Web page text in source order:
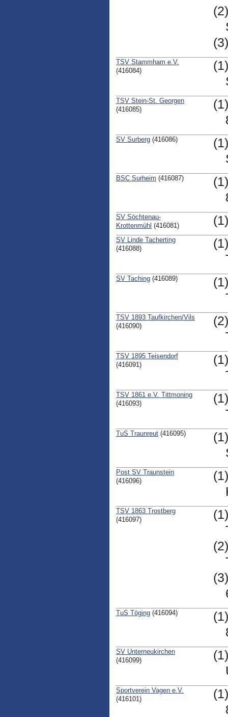
TSV Stammham e.V.
(416084)
TSV Stein-St. Georgen
(416085)
SV Surberg(416086)
BSC Surheim (416087)
SV Söchtenau-
Krottenmühl (416081)
SV Linde Tacherting
(416088)
SV Taching(416089)
TSV 1893 Taufkirchen/Vils
(416090)
TSV 1895 Teisendorf
(416091)
TSV 1861 e.V. Tittmoning
(416093)
TuS Traunreut(416095)
Post SV Traunstein
(416096)
TSV 1863 Trostberg
(416097)
TuS Töging(416094)
SV Unterneukirchen
(416099)
Sportverein Vagen e.V.
(416101)